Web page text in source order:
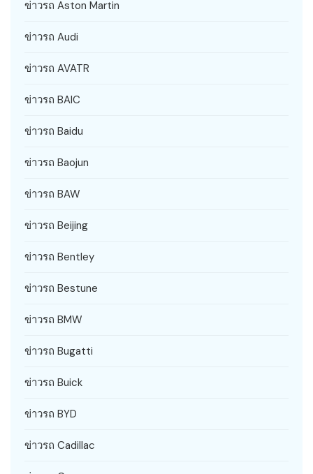
ข่าวรถ Aston Martin
ข่าวรถ Audi
ข่าวรถ AVATR
ข่าวรถ BAIC
ข่าวรถ Baidu
ข่าวรถ Baojun
ข่าวรถ BAW
ข่าวรถ Beijing
ข่าวรถ Bentley
ข่าวรถ Bestune
ข่าวรถ BMW
ข่าวรถ Bugatti
ข่าวรถ Buick
ข่าวรถ BYD
ข่าวรถ Cadillac